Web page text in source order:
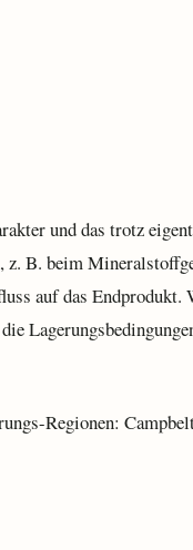
und das trotz
B. beim
auf das
Regionen: